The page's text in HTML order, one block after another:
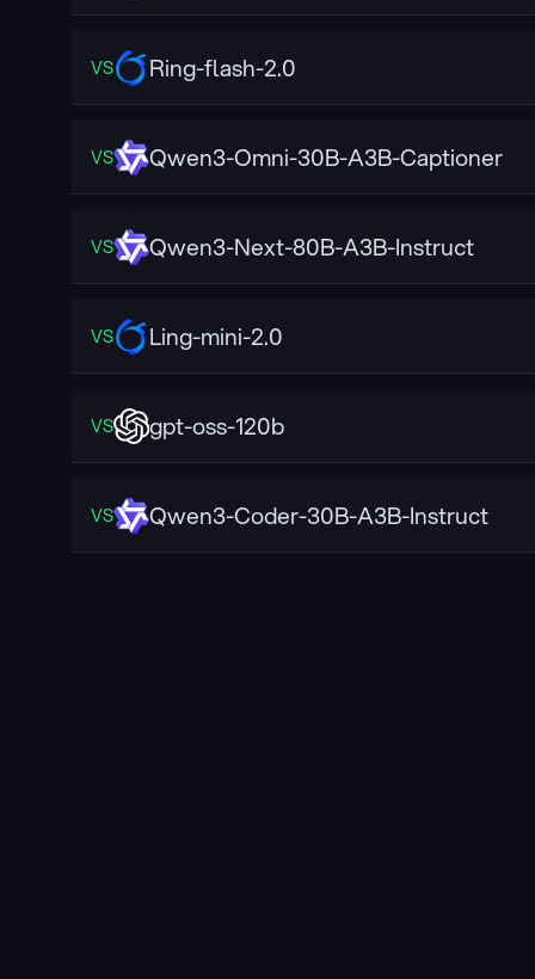
VS Ring-flash-2.0
VS Qwen3-Omni-30B-A3B-Captioner
VS Qwen3-Next-80B-A3B-Instruct
VS Ling-mini-2.0
VS gpt-oss-120b
VS Qwen3-Coder-30B-A3B-Instruct